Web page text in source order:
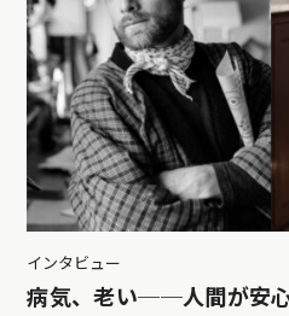
インタビュー
病気、老い──人間が安